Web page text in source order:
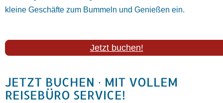
kleine Geschäfte zum Bummeln und Genießen ein.
Jetzt buchen!
JETZT BUCHEN · MIT VOLLEM
REISEBÜRO SERVICE!